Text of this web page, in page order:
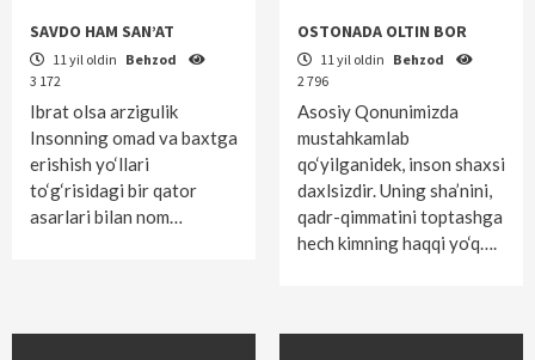
SAVDO HAM SAN’AT
11 yil oldin Behzod
3 172
Ibrat olsa arzigulik
Insonning omad va baxtga
erishish yo‘llari
to‘g‘risidagi bir qator
asarlari bilan nom…
OSTONADA OLTIN BOR
11 yil oldin Behzod
2 796
Asosiy Qonunimizda
mustahkamlab
qo‘yilganidek, inson shaxsi
daxlsizdir. Uning sha’nini,
qadr-qimmatini toptashga
hech kimning haqqi yo‘q….